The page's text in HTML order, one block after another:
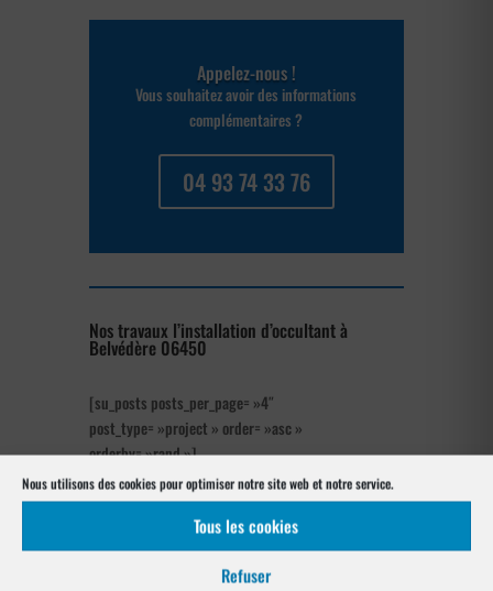
Nous utilisons des cookies pour optimiser notre site web et notre service.
Tous les cookies
Refuser
Appelez-nous !
Vous souhaitez avoir des informations
complémentaires ?
04 93 74 33 76
Nos travaux l’installation d’occultant à
Belvédère 06450
[su_posts posts_per_page= »4″
post_type= »project » order= »asc »
orderby= »rand »]
Nos références posés
à Belvédère 06450